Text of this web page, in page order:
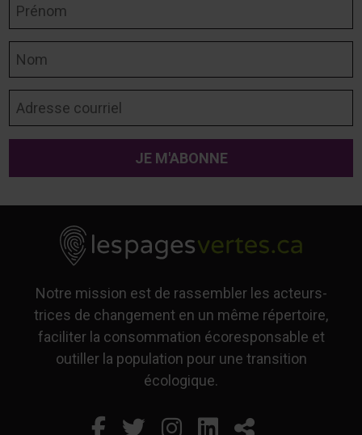
Notre mission est de rassembler les acteurs-
trices de changement en un même répertoire,
faciliter la consommation écoresponsable et
outiller la population pour une transition
écologique.
Facebook
Ce lien s'ouvrira dans
Twitter
Ce lien s'ouvrira
Instagram
Ce lien s'ouvrira
LinkedIn
Ce lienPartager